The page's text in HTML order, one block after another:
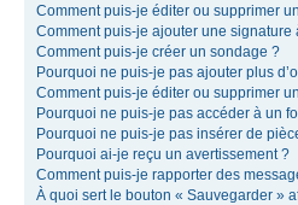
Comment puis-je éditer ou supprimer
Comment puis-je ajouter une signature
Comment puis-je créer un sondage ?
Pourquoi ne puis-je pas ajouter plus
Comment puis-je éditer ou supprimer
Pourquoi ne puis-je pas accéder à un
Pourquoi ne puis-je pas insérer de
Pourquoi ai-je reçu un avertissement ?
Comment puis-je rapporter des
À quoi sert le bouton « Sauvegarder »